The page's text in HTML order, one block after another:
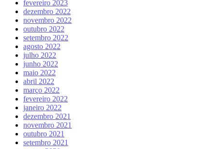
fevereiro 2023
dezembro 2022
novembro 2022
outubro 2022
setembro 2022
agosto 2022
julho 2022
junho 2022
maio 2022
abril 2022
março 2022
fevereiro 2022
janeiro 2022
dezembro 2021
novembro 2021
outubro 2021
setembro 2021